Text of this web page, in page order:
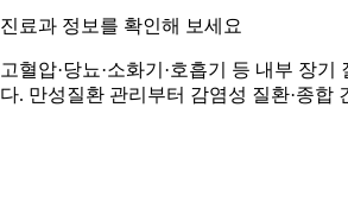
진료과 정보를 확인해 보세요
고혈압·당뇨·소화기·호흡기 등 내부 장기
다. 만성질환 관리부터 감염성 질환·종합